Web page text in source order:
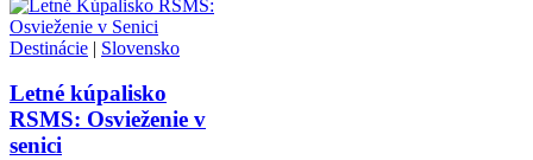
Destinácie | Slovensko
Letné kúpalisko
RSMS: Osvieženie v
senici